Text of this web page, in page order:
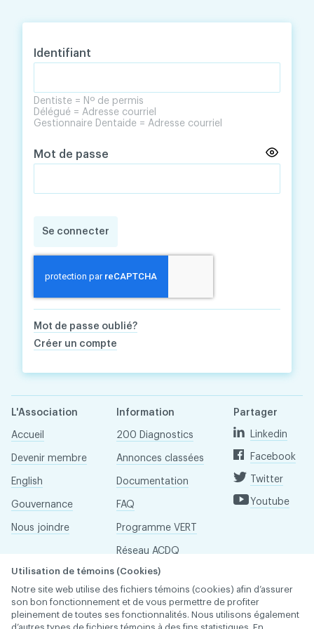
Identifiant
Dentiste = Nº de permis
Délégué = Adresse courriel
Gestionnaire Dentaide = Adresse courriel
Mot de passe
Se connecter
Mot de passe oublié?
Créer un compte
L'Association
Accueil
Devenir membre
English
Gouvernance
Nous joindre
Information
200 Diagnostics
Annonces classées
Documentation
FAQ
Programme VERT
Réseau ACDQ
Salle de presse
À propos
Partager
Linkedin
Facebook
Twitter
Youtube
Utilisation de témoins (Cookies)
Notre site web utilise des fichiers témoins (cookies) afin d’assurer
son bon fonctionnement et de vous permettre de profiter
pleinement de toutes ses fonctionnalités. Nous utilisons également